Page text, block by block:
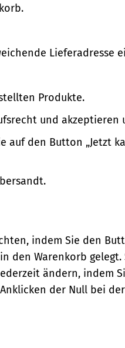
Lieferadresse
Produkte.
und akzeptieren
auf den Button „Jetzt
indem Sie den
den Warenkorb gelegt.
ändern, indem
der Null bei